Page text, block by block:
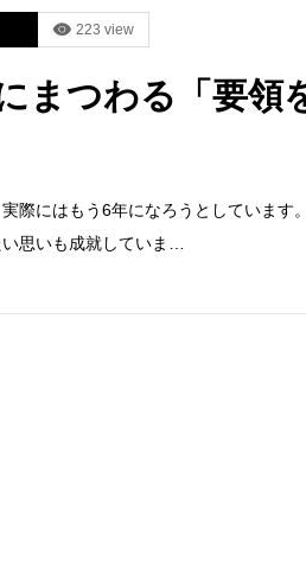
223 view
まつわる「要領
際にはもう6年になろうとしています
思いも成就していま…